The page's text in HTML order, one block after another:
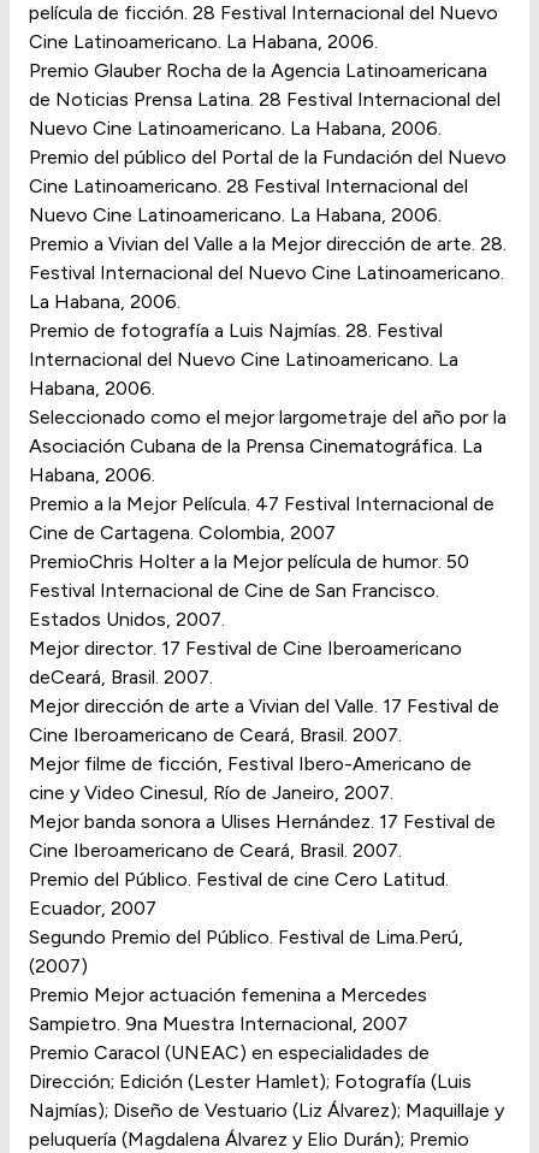
película de ficción. 28 Festival Internacional del Nuevo
Cine Latinoamericano. La Habana, 2006.
Premio Glauber Rocha de la Agencia Latinoamericana
de Noticias Prensa Latina. 28 Festival Internacional del
Nuevo Cine Latinoamericano. La Habana, 2006.
Premio del público del Portal de la Fundación del Nuevo
Cine Latinoamericano. 28 Festival Internacional del
Nuevo Cine Latinoamericano. La Habana, 2006.
Premio a Vivian del Valle a la Mejor dirección de arte. 28.
Festival Internacional del Nuevo Cine Latinoamericano.
La Habana, 2006.
Premio de fotografía a Luis Najmías. 28. Festival
Internacional del Nuevo Cine Latinoamericano. La
Habana, 2006.
Seleccionado como el mejor largometraje del año por la
Asociación Cubana de la Prensa Cinematográfica. La
Habana, 2006.
Premio a la Mejor Película. 47 Festival Internacional de
Cine de Cartagena. Colombia, 2007
PremioChris Holter a la Mejor película de humor. 50
Festival Internacional de Cine de San Francisco.
Estados Unidos, 2007.
Mejor director. 17 Festival de Cine Iberoamericano
deCeará, Brasil. 2007.
Mejor dirección de arte a Vivian del Valle. 17 Festival de
Cine Iberoamericano de Ceará, Brasil. 2007.
Mejor filme de ficción, Festival Ibero-Americano de
cine y Video Cinesul, Río de Janeiro, 2007.
Mejor banda sonora a Ulises Hernández. 17 Festival de
Cine Iberoamericano de Ceará, Brasil. 2007.
Premio del Público. Festival de cine Cero Latitud.
Ecuador, 2007
Segundo Premio del Público. Festival de Lima.Perú,
(2007)
Premio Mejor actuación femenina a Mercedes
Sampietro. 9na Muestra Internacional, 2007
Premio Caracol (UNEAC) en especialidades de
Dirección; Edición (Lester Hamlet); Fotografía (Luis
Najmías); Diseño de Vestuario (Liz Álvarez); Maquillaje y
peluquería (Magdalena Álvarez y Elio Durán); Premio